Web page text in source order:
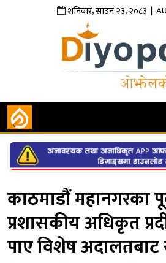
शनिबार,साउन२३,२०८३ |
काठमाडौं महानगरका
प्रशासकीय अधिकृत
पाए विशेष